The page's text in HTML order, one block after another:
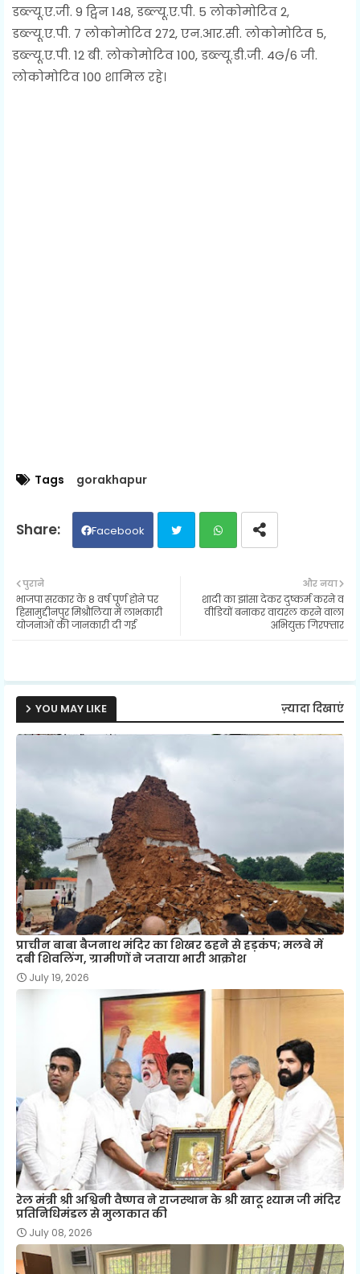
डब्ल्यू.ए.जी. 9 ट्विन 148, डब्ल्यू.ए.पी. 5 लोकोमोटिव 2,
डब्ल्यू.ए.पी. 7 लोकोमोटिव 272, एन.आर.सी. लोकोमोटिव 5,
डब्ल्यू.ए.पी. 12 बी. लोकोमोटिव 100, डब्ल्यू.डी.जी. 4G/6 जी.
लोकोमोटिव 100 शामिल रहे।
Tags gorakhapur
Facebook
ats
और नया
शादी का झांसा देकर दुष्कर्म करने व
वीडियों बनाकर वायरल करने वाला
अभियुक्त गिरफ्तार
पुराने
भाजपा सरकार के 8 वर्ष पूर्ण होने पर
हिसामुद्दीनपुर मिश्रौलिया में लाभकारी
योजनाओं की जानकारी दी गई
YOU MAY LIKE ज़्यादा दिखाएं
प्राचीन बाबा बैजनाथ मंदिर का शिखर ढहने से हड़कंप; मलबे में
दबी शिवलिंग, ग्रामीणों ने जताया भारी आक्रोश
July 19, 2026
रेल मंत्री श्री अश्विनी वैष्णव ने राजस्थान के श्री खाटू श्याम जी मंदिर
प्रतिनिधिमंडल से मुलाकात की
July 08, 2026